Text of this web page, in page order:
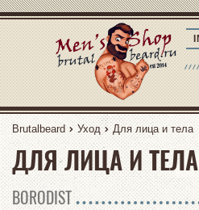
Brutalbeard Уход Для лица и тела
ДЛЯ ЛИЦА И
BORODIST